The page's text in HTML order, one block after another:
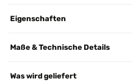
Eigenschaften
Maße & Technische Details
Was wird geliefert